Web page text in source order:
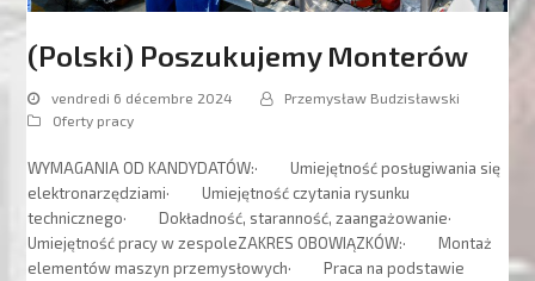
(Polski) Poszukujemy Monterów
vendredi 6 décembre 2024
Przemysław Budzisławski
Oferty pracy
WYMAGANIA OD KANDYDATÓW:· Umiejętność posługiwania się
elektronarzędziami· Umiejętność czytania rysunku
technicznego· Dokładność, staranność, zaangażowanie·
Umiejętność pracy w zespoleZAKRES OBOWIĄZKÓW:· Montaż
elementów maszyn przemysłowych· Praca na podstawie